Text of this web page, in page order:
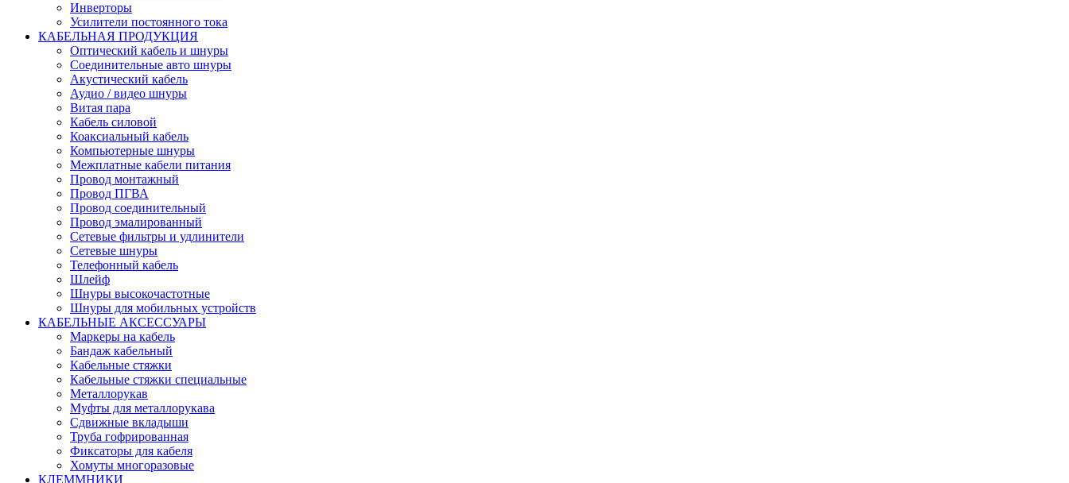
Инверторы
Усилители постоянного тока
КАБЕЛЬНАЯ ПРОДУКЦИЯ
Оптический кабель и шнуры
Соединительные авто шнуры
Акустический кабель
Аудио / видео шнуры
Витая пара
Кабель силовой
Коаксиальный кабель
Компьютерные шнуры
Межплатные кабели питания
Провод монтажный
Провод ПГВА
Провод соединительный
Провод эмалированный
Сетевые фильтры и удлинители
Сетевые шнуры
Телефонный кабель
Шлейф
Шнуры высокочастотные
Шнуры для мобильных устройств
КАБЕЛЬНЫЕ АКСЕССУАРЫ
Маркеры на кабель
Бандаж кабельный
Кабельные стяжки
Кабельные стяжки специальные
Металлорукав
Муфты для металлорукава
Сдвижные вкладыши
Труба гофрированная
Фиксаторы для кабеля
Хомуты многоразовые
КЛЕММНИКИ